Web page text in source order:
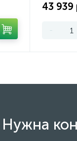
43 939
-
Нужна